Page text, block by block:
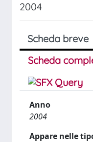
2004
Scheda breve
Scheda
Anno
2004
Appare nelle